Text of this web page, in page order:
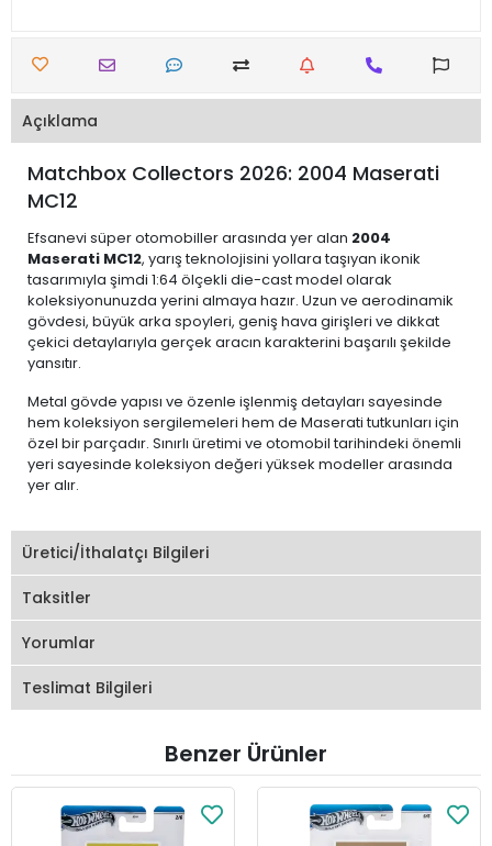
Açıklama
Matchbox Collectors 2026: 2004 Maserati
MC12
Efsanevi süper otomobiller arasında yer alan 2004
Maserati MC12, yarış teknolojisini yollara taşıyan ikonik
tasarımıyla şimdi 1:64 ölçekli die-cast model olarak
koleksiyonunuzda yerini almaya hazır. Uzun ve aerodinamik
gövdesi, büyük arka spoyleri, geniş hava girişleri ve dikkat
çekici detaylarıyla gerçek aracın karakterini başarılı şekilde
yansıtır.
Metal gövde yapısı ve özenle işlenmiş detayları sayesinde
hem koleksiyon sergilemeleri hem de Maserati tutkunları için
özel bir parçadır. Sınırlı üretimi ve otomobil tarihindeki önemli
yeri sayesinde koleksiyon değeri yüksek modeller arasında
yer alır.
Üretici/İthalatçı Bilgileri
Taksitler
Yorumlar
Teslimat Bilgileri
Benzer Ürünler